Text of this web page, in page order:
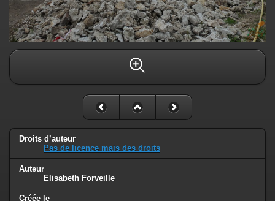
Droits d’auteur
Pas de licence mais des droits
Auteur
Elisabeth Forveille
Créée le